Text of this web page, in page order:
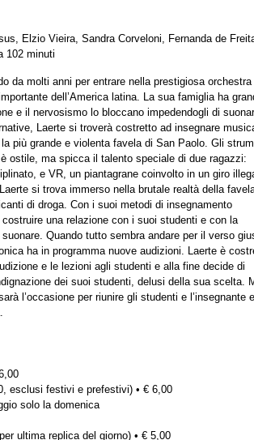
Elzio Vieira, Sandra Corveloni, Fernanda de
102 minuti
da molti anni per entrare nella prestigiosa orchestra
dell’America latina. La sua famiglia ha
e il nervosismo lo bloccano impedendogli di
Laerte si troverà costretto ad insegnare
più grande e violenta favela di San Paolo. Gli
ostile, ma spicca il talento speciale di due ragazzi:
e VR, un piantagrane coinvolto in un giro
si trova immerso nella brutale realtà della
di droga. Con i suoi metodi di insegnamento
una relazione con i suoi studenti e con la
Quando tutto sembra andare per il verso
ha in programma nuove audizioni. Laerte è
e le lezioni agli studenti e alla fine decide di
dei suoi studenti, delusi della sua scelta.
l’occasione per riunire gli studenti e l’insegnante e
esclusi festivi e prefestivi) • € 6,00
solo la domenica
ultima replica del giorno) • € 5,00